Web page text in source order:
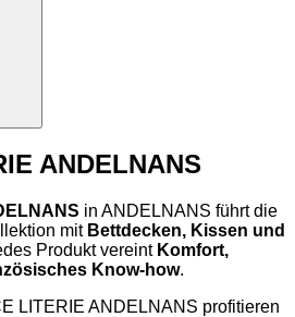
ANDELNANS
in ANDELNANS führt die
mit Bettdecken, Kissen und
Produkt vereint Komfort,
Know-how.
LITERIE ANDELNANS profitieren